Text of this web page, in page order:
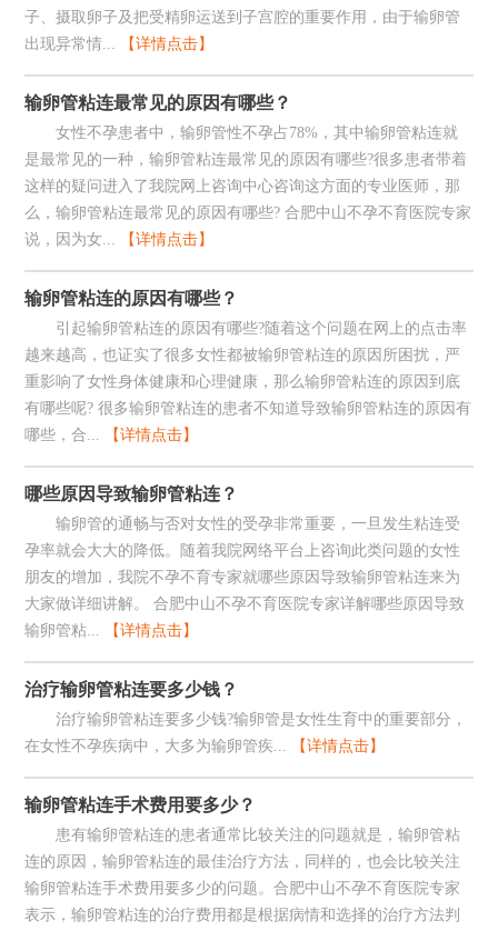
子、摄取卵子及把受精卵运送到子宫腔的重要作用，由于输卵管
出现异常情...
【详情点击】
输卵管粘连最常见的原因有哪些？
女性不孕患者中，输卵管性不孕占78%，其中输卵管粘连就
是最常见的一种，输卵管粘连最常见的原因有哪些?很多患者带着
这样的疑问进入了我院网上咨询中心咨询这方面的专业医师，那
么，输卵管粘连最常见的原因有哪些? 合肥中山不孕不育医院专家
说，因为女...
【详情点击】
输卵管粘连的原因有哪些？
引起输卵管粘连的原因有哪些?随着这个问题在网上的点击率
越来越高，也证实了很多女性都被输卵管粘连的原因所困扰，严
重影响了女性身体健康和心理健康，那么输卵管粘连的原因到底
有哪些呢? 很多输卵管粘连的患者不知道导致输卵管粘连的原因有
哪些，合...
【详情点击】
哪些原因导致输卵管粘连？
输卵管的通畅与否对女性的受孕非常重要，一旦发生粘连受
孕率就会大大的降低。随着我院网络平台上咨询此类问题的女性
朋友的增加，我院不孕不育专家就哪些原因导致输卵管粘连来为
大家做详细讲解。 合肥中山不孕不育医院专家详解哪些原因导致
输卵管粘...
【详情点击】
治疗输卵管粘连要多少钱？
治疗输卵管粘连要多少钱?输卵管是女性生育中的重要部分，
在女性不孕疾病中，大多为输卵管疾...
【详情点击】
输卵管粘连手术费用要多少？
患有输卵管粘连的患者通常比较关注的问题就是，输卵管粘
连的原因，输卵管粘连的最佳治疗方法，同样的，也会比较关注
输卵管粘连手术费用要多少的问题。合肥中山不孕不育医院专家
表示，输卵管粘连的治疗费用都是根据病情和选择的治疗方法判